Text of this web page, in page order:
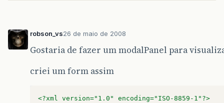
robson_vs26 de maio de 2008
Gostaria de fazer um modalPanel para
criei um form assim
<?xml version="1.0" encoding="ISO-8859-1"?>